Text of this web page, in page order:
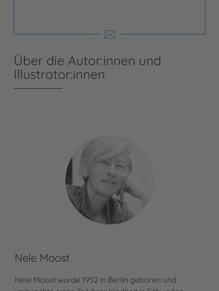
Über die Autor:innen und
Illustrator:innen
Nele Moost
Nele Moost wurde 1952 in Berlin geboren und